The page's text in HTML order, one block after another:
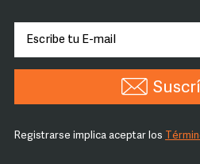
Registrarse implica aceptar los